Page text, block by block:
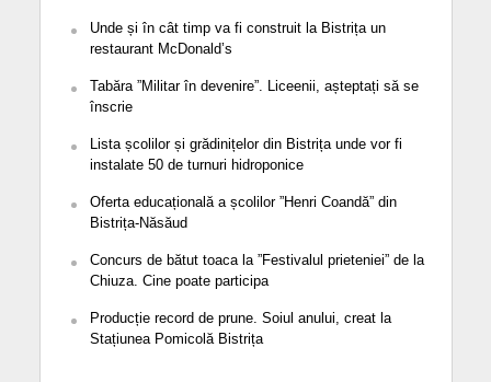
Unde și în cât timp va fi construit la Bistrița un
restaurant McDonald’s
Tabăra ”Militar în devenire”. Liceenii, așteptați să se
înscrie
Lista școlilor și grădinițelor din Bistrița unde vor fi
instalate 50 de turnuri hidroponice
Oferta educațională a școlilor ”Henri Coandă” din
Bistrița-Năsăud
Concurs de bătut toaca la ”Festivalul prieteniei” de la
Chiuza. Cine poate participa
Producție record de prune. Soiul anului, creat la
Stațiunea Pomicolă Bistrița